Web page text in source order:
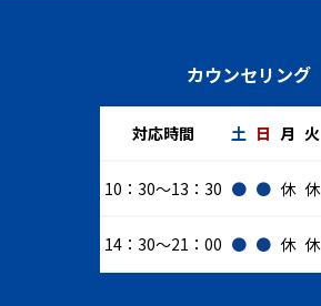
カウンセリング
対応時間 土 日 月 火
10：30～13：30 ● ● 休 休
14：30～21：00 ● ● 休 休